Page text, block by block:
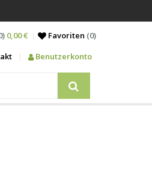
0,00 € Favoriten (0)
Benutzerkonto